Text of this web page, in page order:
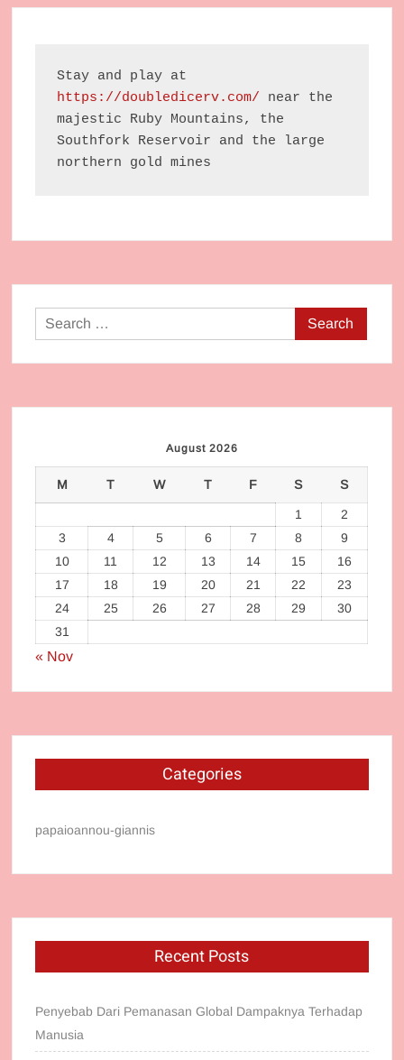
https://doubledicerv.com/ near the
majestic Ruby Mountains, the
Southfork Reservoir and the large
northern gold mines
Search
for:
August 2026
M T W T F S S
1
2
3
4 5 6 7 8
9
10
11 12 13 14 15
16
17
18 19 20 21 22
23
24
25 26 27 28 29
30
31
« Nov
Categories
papaioannou-giannis
Recent Posts
Penyebab Dari Pemanasan Global Dampaknya Terhadap
Manusia